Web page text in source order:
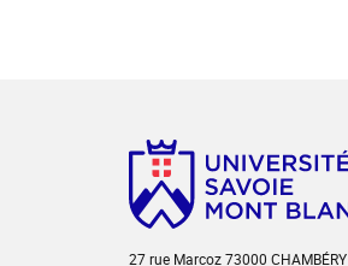
27 rue Marcoz 73000 CHAMBÉRY